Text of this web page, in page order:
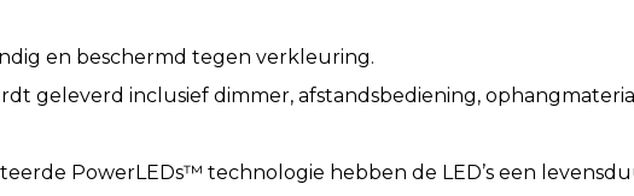
en beschermd tegen verkleuring.
geleverd inclusief dimmer, afstandsbediening,
PowerLEDs™ technologie hebben de LED’s een